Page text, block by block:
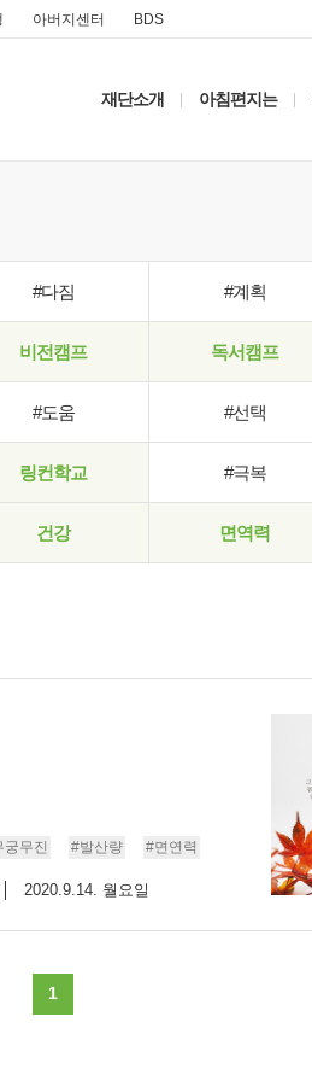
아버지센터 BDS
재단소개 아침편지는
#다짐 #계획
비전캠프 독서캠프
#도움 #선택
링컨학교 #극복
건강 면역력
궁무진 #발산량 #면연력
2020.9.14. 월요일
1